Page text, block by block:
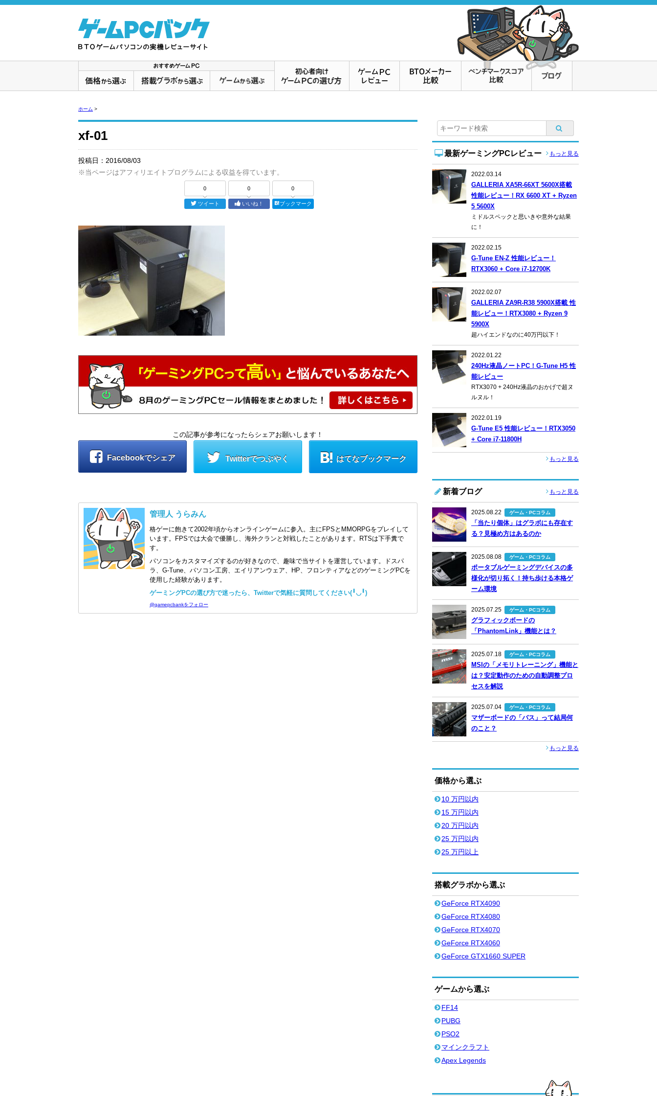
ホーム >
xf-01
投稿日： 2016/08/03
※当ページはアフィリエイトプログラムによる収益を得ています。
0
ツイート
0
いいね！
0
ブックマーク
この記事が参考になったらシェアお願いします！
Facebookでシェア Twitterでつぶやく はてなブックマーク
管理人 うらみん
格ゲーに飽きて2002年頃からオンラインゲームに参入。主にFPSとMMORPGをプレイして
います。FPSでは大会で優勝し、海外クランと対戦したことがあります。RTSは下手糞で
す。
パソコンをカスタマイズするのが好きなので、趣味で当サイトを運営しています。ドスパ
ラ、G-Tune、パソコン工房、エイリアンウェア、HP、フロンティアなどのゲーミングPCを
使用した経験があります。
ゲーミングPCの選び方で迷ったら、Twitterで気軽に質問してください(╹◡╹)
@gamepcbankをフォロー
最新ゲーミングPCレビュー もっと見る
2022.03.14
GALLERIA XA5R-66XT 5600X搭載
性能レビュー！RX 6600 XT + Ryzen
5 5600X
ミドルスペックと思いきや意外な結果
に！
2022.02.15
G-Tune EN-Z 性能レビュー！
RTX3060 + Core i7-12700K
2022.02.07
GALLERIA ZA9R-R38 5900X搭載 性
能レビュー！RTX3080 + Ryzen 9
5900X
超ハイエンドなのに40万円以下！
2022.01.22
240Hz液晶ノートPC！G-Tune H5 性
能レビュー
RTX3070 + 240Hz液晶のおかげで超ヌ
ルヌル！
2022.01.19
G-Tune E5 性能レビュー！RTX3050
+ Core i7-11800H
もっと見る
新着ブログ もっと見る
2025.08.22 ゲーム・PCコラム
「当たり個体」はグラボにも存在す
る？見極め方はあるのか
2025.08.08 ゲーム・PCコラム
ポータブルゲーミングデバイスの多
様化が切り拓く！持ち歩ける本格ゲ
ーム環境
2025.07.25 ゲーム・PCコラム
グラフィックボードの
「PhantomLink」機能とは？
2025.07.18 ゲーム・PCコラム
MSIの「メモリトレーニング」機能と
は？安定動作のための自動調整プロ
セスを解説
2025.07.04 ゲーム・PCコラム
マザーボードの「バス」って結局何
のこと？
もっと見る
価格から選ぶ
10 万円以内
15 万円以内
20 万円以内
25 万円以内
25 万円以上
搭載グラボから選ぶ
GeForce RTX4090
GeForce RTX4080
GeForce RTX4070
GeForce RTX4060
GeForce GTX1660 SUPER
ゲームから選ぶ
FF14
PUBG
PSO2
マインクラフト
Apex Legends